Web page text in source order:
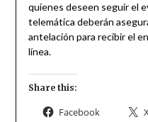
quienes deseen seguir el
telemática deberán
antelación para recibir el
línea.
Share this:
Facebook